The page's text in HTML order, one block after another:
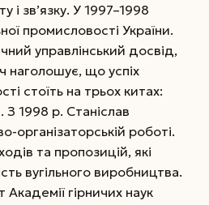
і зв’язку. У 1997–1998
промисловості України.
управлінський досвід,
наголошує, що успіх
стоїть на трьох китах:
1998 р. Станіслав
організаторській роботі.
та пропозицій, які
вугільного виробництва.
гірничих наук